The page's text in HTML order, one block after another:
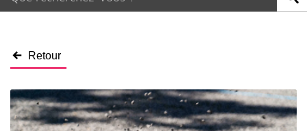
Agenda
Contact
Retour